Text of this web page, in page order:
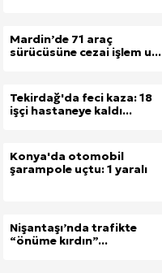
Mardin’de 71 araç
sürücüsüne cezai işlem u...
Tekirdağ'da feci kaza: 18
işçi hastaneye kaldı...
Konya'da otomobil
şarampole uçtu: 1 yaralı
Nişantaşı’nda trafikte
“önüme kırdın”...